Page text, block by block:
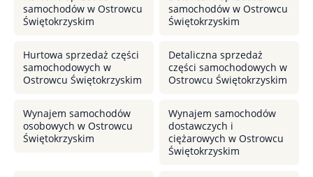
samochodów w Ostrowcu
Świętokrzyskim
samochodów w Ostrowcu
Świętokrzyskim
Hurtowa sprzedaż części
samochodowych w
Ostrowcu Świętokrzyskim
Detaliczna sprzedaż
części samochodowych w
Ostrowcu Świętokrzyskim
Wynajem samochodów
osobowych w Ostrowcu
Świętokrzyskim
Wynajem samochodów
dostawczych i
ciężarowych w Ostrowcu
Świętokrzyskim